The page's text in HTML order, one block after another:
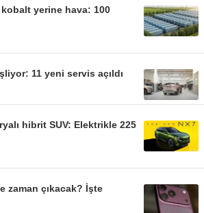
yerine hava: 100
11 yeni servis açıldı
hibrit SUV: Elektrikle 225
zaman çıkacak? İşte